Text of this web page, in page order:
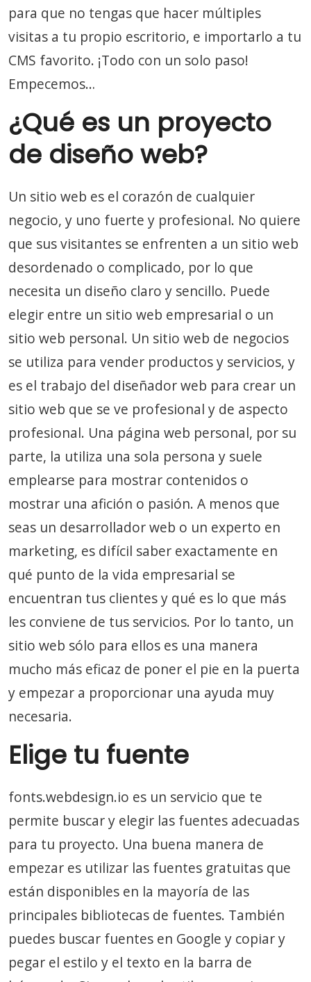
para que no tengas que hacer múltiples
visitas a tu propio escritorio, e importarlo a tu
CMS favorito. ¡Todo con un solo paso!
Empecemos…
¿Qué es un proyecto
de diseño web?
Un sitio web es el corazón de cualquier
negocio, y uno fuerte y profesional. No quiere
que sus visitantes se enfrenten a un sitio web
desordenado o complicado, por lo que
necesita un diseño claro y sencillo. Puede
elegir entre un sitio web empresarial o un
sitio web personal. Un sitio web de negocios
se utiliza para vender productos y servicios, y
es el trabajo del diseñador web para crear un
sitio web que se ve profesional y de aspecto
profesional. Una página web personal, por su
parte, la utiliza una sola persona y suele
emplearse para mostrar contenidos o
mostrar una afición o pasión. A menos que
seas un desarrollador web o un experto en
marketing, es difícil saber exactamente en
qué punto de la vida empresarial se
encuentran tus clientes y qué es lo que más
les conviene de tus servicios. Por lo tanto, un
sitio web sólo para ellos es una manera
mucho más eficaz de poner el pie en la puerta
y empezar a proporcionar una ayuda muy
necesaria.
Elige tu fuente
fonts.webdesign.io es un servicio que te
permite buscar y elegir las fuentes adecuadas
para tu proyecto. Una buena manera de
empezar es utilizar las fuentes gratuitas que
están disponibles en la mayoría de las
principales bibliotecas de fuentes. También
puedes buscar fuentes en Google y copiar y
pegar el estilo y el texto en la barra de